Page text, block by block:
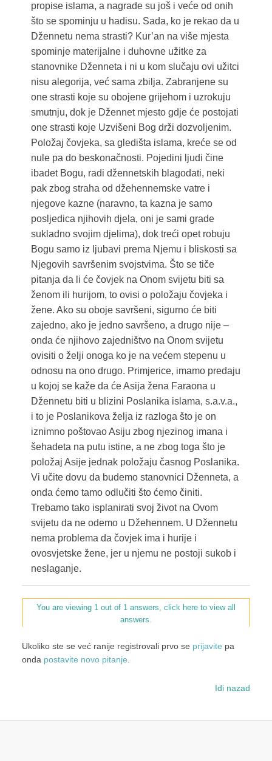
propise islama, a nagrade su još i veće od onih
što se spominju u hadisu. Sada, ko je rekao da u
Džennetu nema strasti? Kur’an na više mjesta
spominje materijalne i duhovne užitke za
stanovnike Dženneta i ni u kom slučaju ovi užitci
nisu alegorija, već sama zbilja. Zabranjene su
one strasti koje su obojene grijehom i uzrokuju
smutnju, dok je Džennet mjesto gdje će postojati
one strasti koje Uzvišeni Bog drži dozvoljenim.
Položaj čovjeka, sa gledišta islama, kreće se od
nule pa do beskonačnosti. Pojedini ljudi čine
ibadet Bogu, radi džennetskih blagodati, neki
pak zbog straha od džehennemske vatre i
njegove kazne (naravno, ta kazna je samo
posljedica njihovih djela, oni je sami grade
sukladno svojim djelima), dok treći opet robuju
Bogu samo iz ljubavi prema Njemu i bliskosti sa
Njegovih savršenim svojstvima. Što se tiče
pitanja da li će čovjek na Onom svijetu biti sa
ženom ili hurijom, to ovisi o položaju čovjeka i
žene. Ako su oboje savršeni, sigurno će biti
zajedno, ako je jedno savršeno, a drugo nije –
onda će njihovo zajedništvo na Onom svijetu
ovisiti o želji onoga ko je na većem stepenu u
odnosu na ono drugo. Primjerice, imamo predaju
u kojoj se kaže da će Asija žena Faraona u
Džennetu biti u blizini Poslanika islama, s.a.v.a.,
i to je Poslanikova želja iz razloga što je on
iznimno poštovao Asiju zbog njezinog imana i
šehadeta na putu istine, a ne zbog toga što je
položaj Asije jednak položaju časnog Poslanika.
Vi učite dovu da budemo stanovnici Dženneta, a
onda ćemo tamo odlučiti što ćemo činiti.
Trebamo tako isplanirati svoj život na Ovom
svijetu da ne odemo u Džehennem. U Džennetu
nema problema da čovjek ima i hurije i
ovosvjetske žene, jer u njemu ne postoji sukob i
neslaganje.
You are viewing 1 out of 1 answers, click here to view all
answers.
Ukoliko ste se već ranije registrovali prvo se prijavite pa
onda postavite novo pitanje.
Idi nazad